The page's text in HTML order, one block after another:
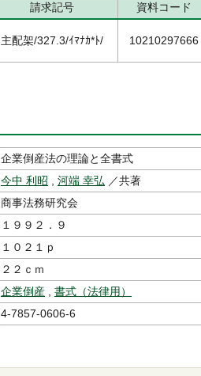
請求記号 資料コード
主配架/327.3/ｲﾏﾅｶ*ﾄ/ 10210297666
企業倒産法の理論と全書式
今中 利昭 河端 幸弘 ／共著
商事法務研究会
１９９２．９
１０２１ｐ
２２ｃｍ
企業倒産
書式（法律用）
4-7857-0606-6